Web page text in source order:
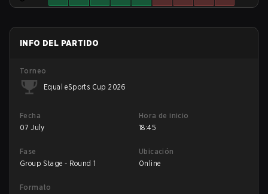
INFO DEL PARTIDO
Torneo
Equal eSports Cup 2026
Fecha
07 July
Hora de inicio
18:45
Fase
Group Stage - Round 1
Ubicación
Online
Formato